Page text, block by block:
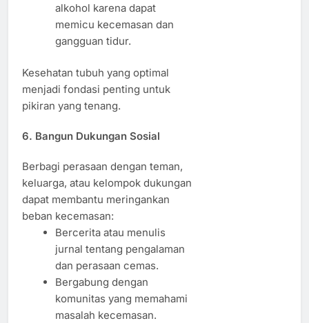
alkohol karena dapat
memicu kecemasan dan
gangguan tidur.
Kesehatan tubuh yang optimal
menjadi fondasi penting untuk
pikiran yang tenang.
6. Bangun Dukungan Sosial
Berbagi perasaan dengan teman,
keluarga, atau kelompok dukungan
dapat membantu meringankan
beban kecemasan:
Bercerita atau menulis
jurnal tentang pengalaman
dan perasaan cemas.
Bergabung dengan
komunitas yang memahami
masalah kecemasan.